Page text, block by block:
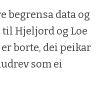
begrensa data og
Hjeljord og Loe
borte, dei peikar
som ei